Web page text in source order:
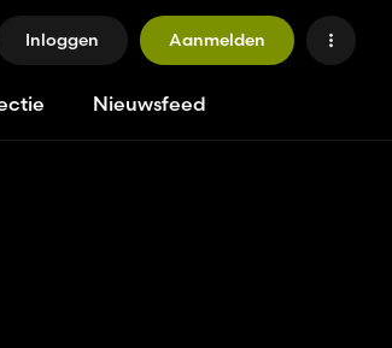
Inloggen Aanmelden
Nieuwsfeed